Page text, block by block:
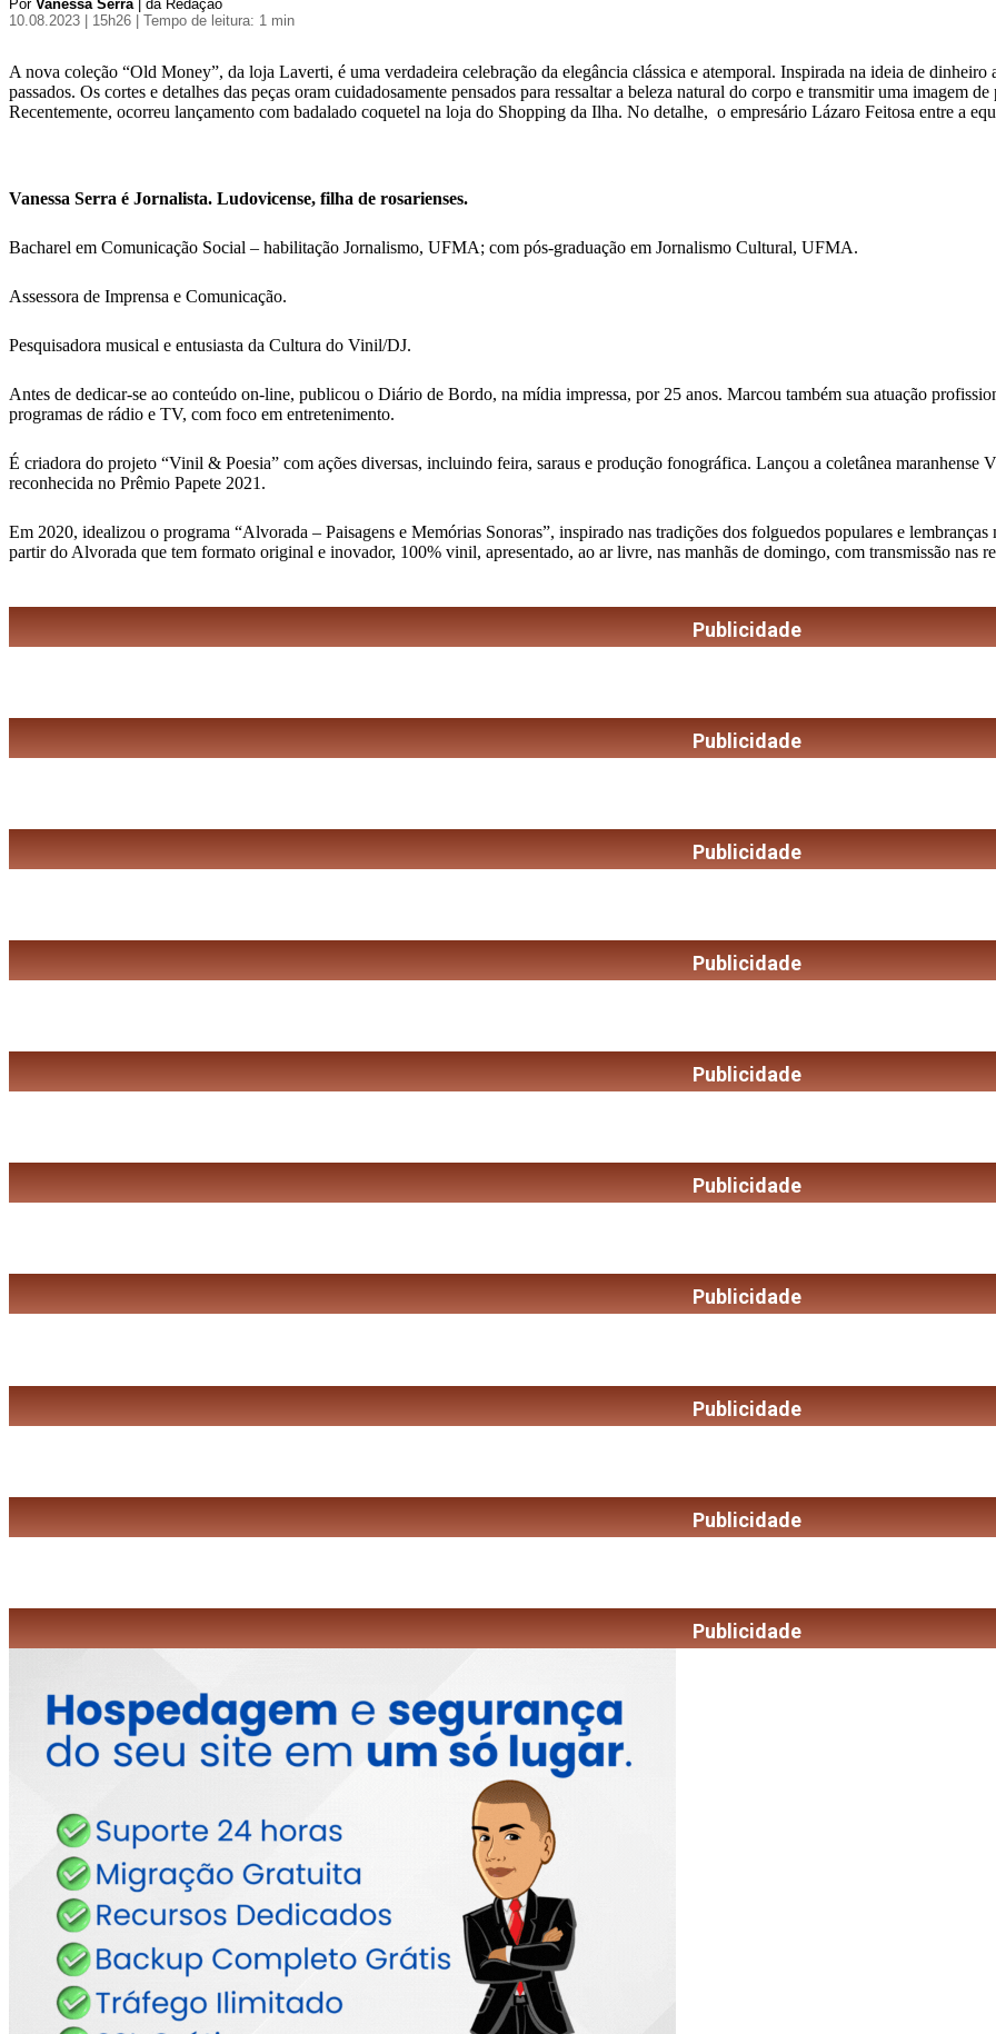
Por Vanessa Serra| da Redação
10.08.2023 | 15h26
| Tempo de leitura: 1 min
A nova coleção “Old Money”, da loja Laverti, é uma verdadeira celebração da elegância clássica e atemporal. Inspirada na ideia de
passados. Os cortes e detalhes das peças oram cuidadosamente pensados para ressaltar a beleza natural do corpo e transmitir uma imagem
Recentemente, ocorreu lançamento com badalado coquetel na loja do Shopping da Ilha. No detalhe, o empresário Lázaro Feitosa entre a
Vanessa Serra é Jornalista. Ludovicense, filha de rosarienses.
Bacharel em Comunicação Social – habilitação Jornalismo, UFMA; com pós-graduação em Jornalismo Cultural, UFMA.
Assessora de Imprensa e Comunicação.
Pesquisadora musical e entusiasta da Cultura do Vinil/DJ.
Antes de dedicar-se ao conteúdo on-line, publicou o Diário de Bordo, na mídia impressa, por 25 anos. Marcou também sua atuação
programas de rádio e TV, com foco em entretenimento.
É criadora do projeto “Vinil & Poesia” com ações diversas, incluindo feira, saraus e produção fonográfica. Lançou a coletânea
reconhecida no Prêmio Papete 2021.
Em 2020, idealizou o programa “Alvorada – Paisagens e Memórias Sonoras”, inspirado nas tradições dos folguedos populares e
partir do Alvorada que tem formato original e inovador, 100% vinil, apresentado, ao ar livre, nas manhãs de domingo, com transmissão nas
Publicidade
Publicidade
Publicidade
Publicidade
Publicidade
Publicidade
Publicidade
Publicidade
Publicidade
Publicidade